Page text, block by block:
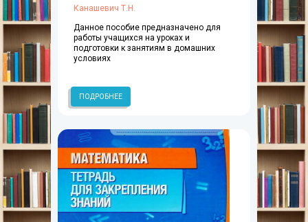
Канашевич Т.Н.
Данное пособие предназначено для
работы учащихся на уроках и
подготовки к занятиям в домашних
условиях
ПОДРОБНЕЕ